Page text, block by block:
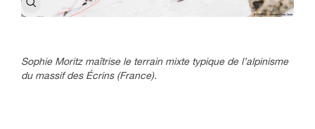
Sophie Moritz maîtrise le terrain mixte typique de l’alpinisme
du massif des Écrins (France).